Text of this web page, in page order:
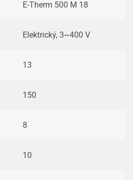
E-Therm 500 M 18
Elektrický, 3~400 V
13
150
8
10